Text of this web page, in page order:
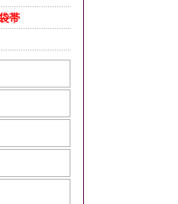
帯